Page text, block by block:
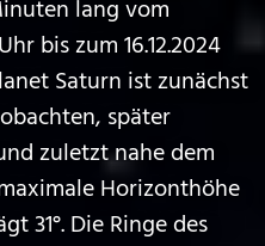
lang vom
bis zum 16.12.2024
Saturn ist zunächst
später
zuletzt nahe dem
Horizonthöhe
31°. Die Ringe des